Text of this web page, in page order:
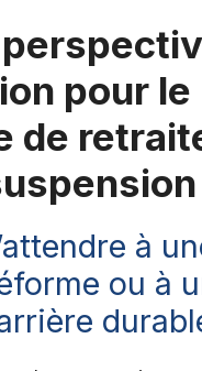
pour le
de
à
ou à